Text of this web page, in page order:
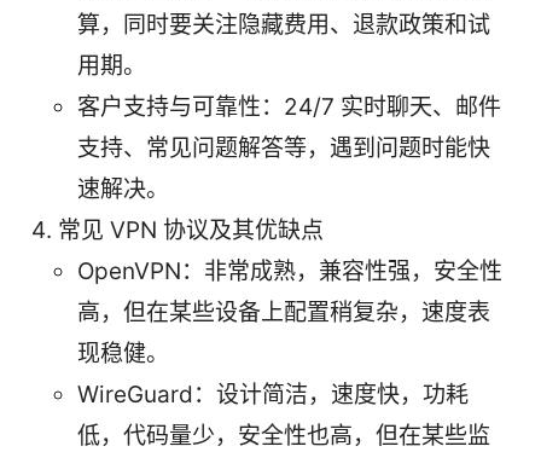
算，同时要关注隐藏费用、退款政策和试
用期。
客户支持与可靠性：24/7 实时聊天、邮件
支持、常见问题解答等，遇到问题时能快
速解决。
常见 VPN 协议及其优缺点
OpenVPN：非常成熟，兼容性强，安全性
高，但在某些设备上配置稍复杂，速度表
现稳健。
WireGuard：设计简洁，速度快，功耗
低，代码量少，安全性也高，但在某些监